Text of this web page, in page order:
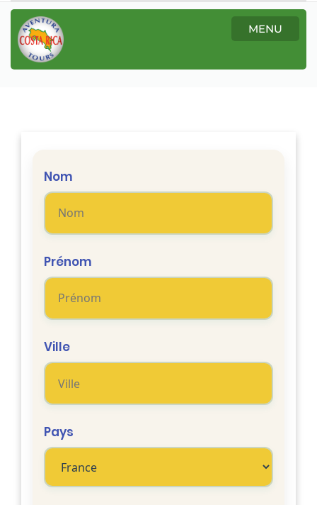
MENU
Nom
Prénom
Ville
Pays